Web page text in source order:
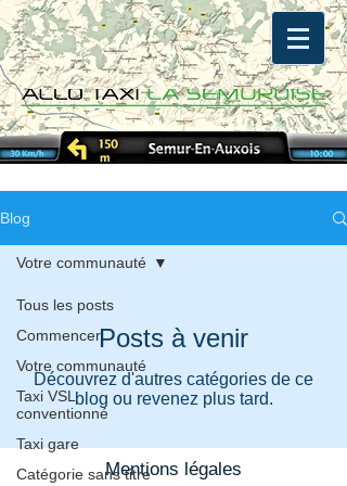
Blog
Tous les posts
Commencer
Votre communauté
Taxi VSL
conventionné
Taxi gare
Catégorie sans titre
Votre communauté
Posts à venir
Découvrez d'autres catégories de ce
blog ou revenez plus tard.
Mentions légales